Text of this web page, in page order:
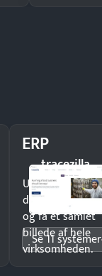
ERP
tracezilla
Undgå
og få ét samlet
billede af hele
virksomheden.
Se 11 systemer